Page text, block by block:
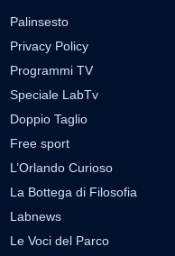
Palinsesto
Privacy Policy
Programmi TV
Speciale LabTv
Doppio Taglio
Free sport
L’Orlando Curioso
La Bottega di Filosofia
Labnews
Le Voci del Parco